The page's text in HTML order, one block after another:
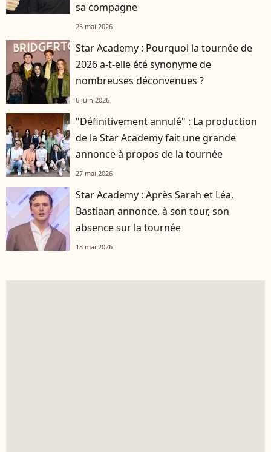
sa compagne
25 mai 2026
Star Academy : Pourquoi la tournée de
2026 a-t-elle été synonyme de
nombreuses déconvenues ?
6 juin 2026
"Définitivement annulé" : La production
de la Star Academy fait une grande
annonce à propos de la tournée
27 mai 2026
Star Academy : Après Sarah et Léa,
Bastiaan annonce, à son tour, son
absence sur la tournée
13 mai 2026